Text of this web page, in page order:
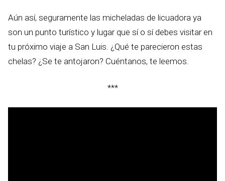
Aún así, seguramente las micheladas de licuadora ya
son un punto turístico y lugar que sí o sí debes visitar en
tu próximo viaje a San Luis. ¿Qué te parecieron estas
chelas? ¿Se te antojaron? Cuéntanos, te leemos.
***